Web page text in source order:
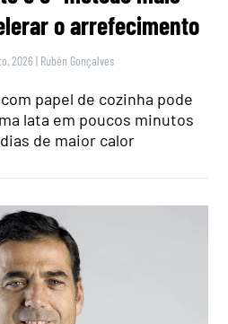
o arrefecimento
2026 | Rubén Gonçalves
papel de cozinha pode
lata em poucos minutos
de maior calor